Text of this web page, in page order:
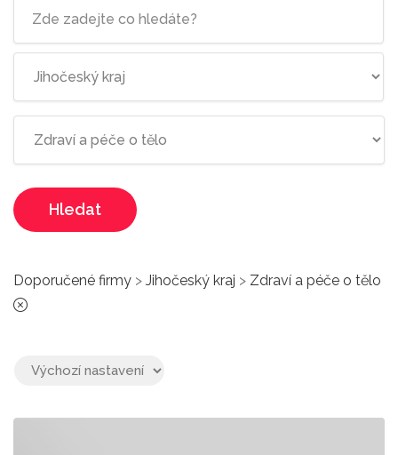
Hledat
Doporučené firmy > Jihočeský kraj > Zdraví a péče o tělo